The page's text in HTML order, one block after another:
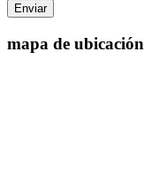
Enviar
mapa de ubicación